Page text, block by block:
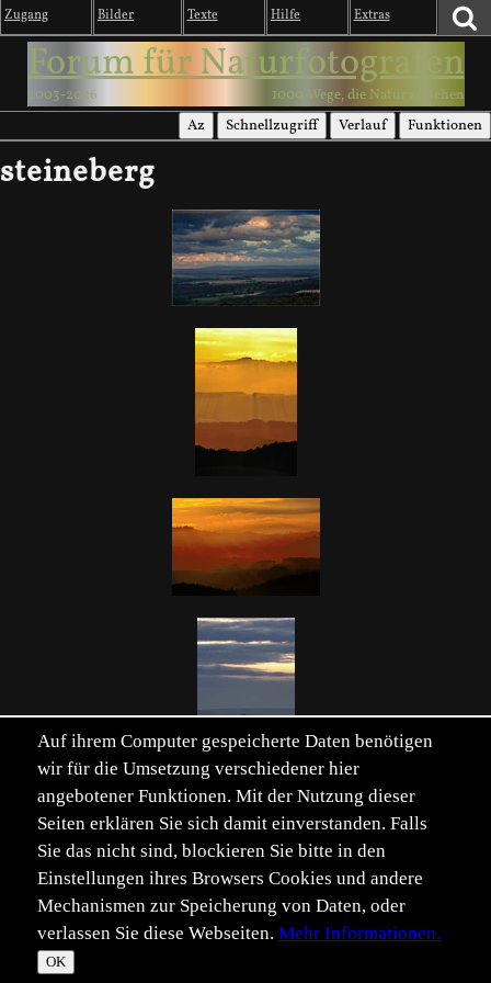
Zugang Bilder Texte Hilfe Extras
Forum für Naturfotografen
2003-2026 1000 Wege, die Natur zu sehen
Az Schnellzugriff Verlauf Funktionen
steineberg
Verwandte Schlüsselwörter einblenden
Auf ihrem Computer gespeicherte Daten benötigen
wir für die Umsetzung verschiedener hier
angebotener Funktionen. Mit der Nutzung dieser
Seiten erklären Sie sich damit einverstanden. Falls
Sie das nicht sind, blockieren Sie bitte in den
Einstellungen ihres Browsers Cookies und andere
Mechanismen zur Speicherung von Daten, oder
verlassen Sie diese Webseiten. Mehr Informationen.
OK